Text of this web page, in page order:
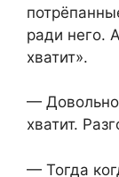
ради него.
хватит».
—
хватит.
— Тогда